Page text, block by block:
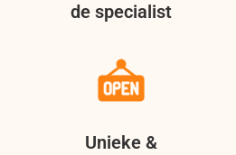
de specialist
Unieke &